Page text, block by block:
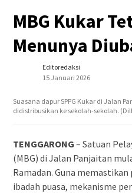
MBG Kukar
Menunya
Editoredaksi
15 Januari 2026
Suasana dapur SPPG Kukar di Jalan
didistribusikan ke sekolah-sekolah.
TENGGARONG – Satuan
(MBG) di Jalan Panjaitan
Ramadan. Guna
ibadah puasa, mekanisme